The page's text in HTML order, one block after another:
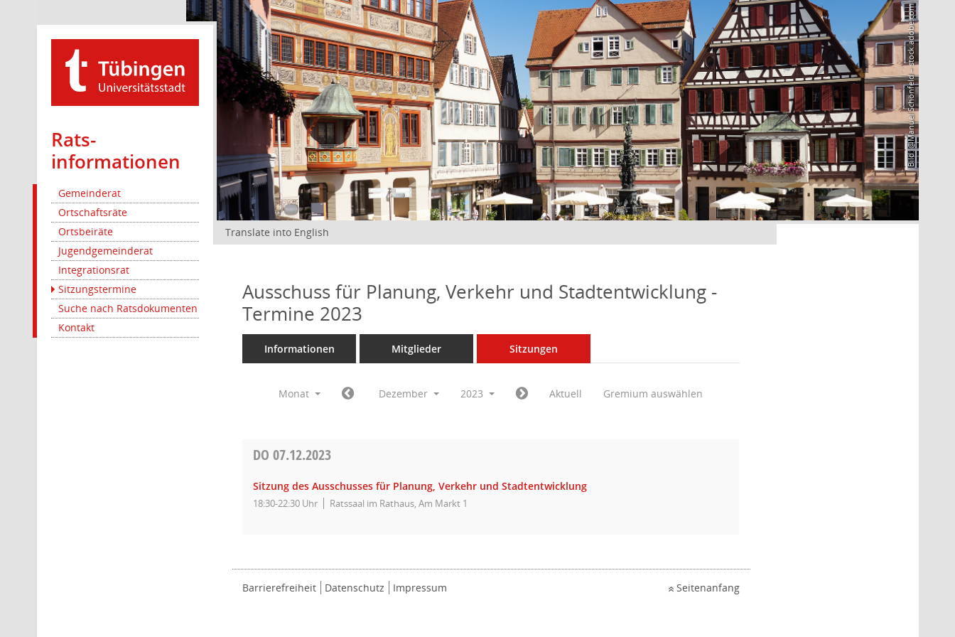
Rats­
informationen
Gemeinderat
Ortschaftsräte
Ortsbeiräte
Jugendgemeinderat
Integrationsrat
Sitzungstermine
Suche nach Ratsdokumenten
Kontakt
Bild: @Manuel Schönfeld – stock.adobe.com
Translate into English
Ausschuss für Planung, Verkehr und Stadtentwicklung -
Termine 2023
Informationen Mitglieder Sitzungen
Monat Dezember 2023 Aktuell Gremium auswählen
DO07.12.2023
Sitzung des Ausschusses für Planung, Verkehr und Stadtentwicklung
18:30-22:30 Uhr Ratssaal im Rathaus, Am Markt 1
Barrierefreiheit Datenschutz Impressum Seitenanfang